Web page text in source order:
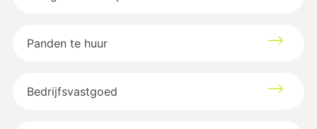
Panden te huur
Bedrijfsvastgoed